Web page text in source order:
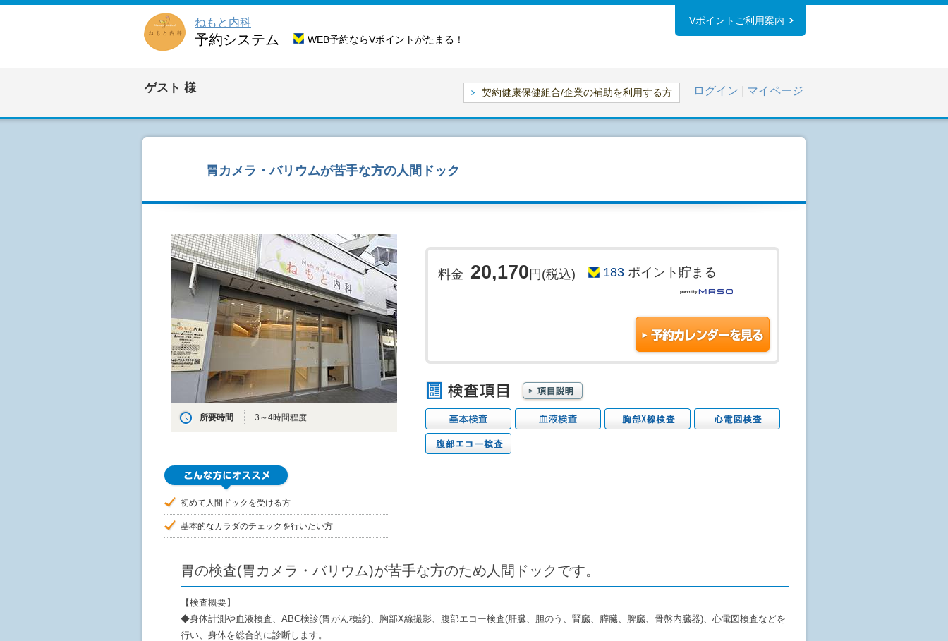
ねもと内科
予約システム WEB予約ならVポイントがたまる！
Vポイントご利用案内
ゲスト 様 契約健康保健組合/企業の補助を利用する方 ログイン マイページ
胃カメラ・バリウムが苦手な方の人間ドック
所要時間 3～4時間程度
初めて人間ドックを受ける方
基本的なカラダのチェックを行いたい方
料金 20,170円(税込) 183 ポイント貯まる
胃の検査(胃カメラ・バリウム)が苦手な方のため人間ドックです。
【検査概要】
◆身体計測や血液検査、ABC検診(胃がん検診)、胸部X線撮影、腹部エコー検査(肝臓、胆のう、腎臓、膵臓、脾臓、骨盤内臓器)、心電図検査などを
行い、身体を総合的に診断します。